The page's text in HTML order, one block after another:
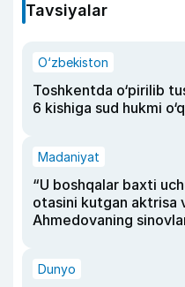
Tavsiyalar
O‘zbekiston
Toshkentda o‘pirilib
6 kishiga sud hukmi
Madaniyat
“U boshqalar baxti
otasini kutgan aktrisa
Ahmedovaning
Dunyo